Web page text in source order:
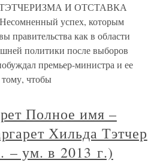
ТЭТЧЕРИЗМА И ОТСТАВКА
успех, которым
правительства как в области
политики после выборов
премьер-министра и ее
чтобы
Полное имя –
Хильда Тэтчер
– ум. в 2013 г.)